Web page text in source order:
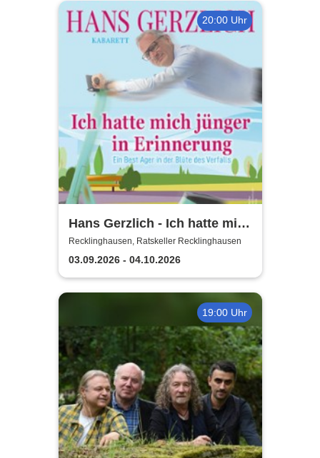
20:00 Uhr
Hans Gerzlich - Ich hatte mich
jünger in Erinnerung
Recklinghausen, Ratskeller Recklinghausen
03.09.2026 - 04.10.2026
19:00 Uhr